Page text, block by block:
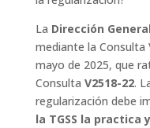
La Dirección
mediante la Consulta
mayo de 2025, que
Consulta V2518-22.
regularización debe
la TGSS la practica